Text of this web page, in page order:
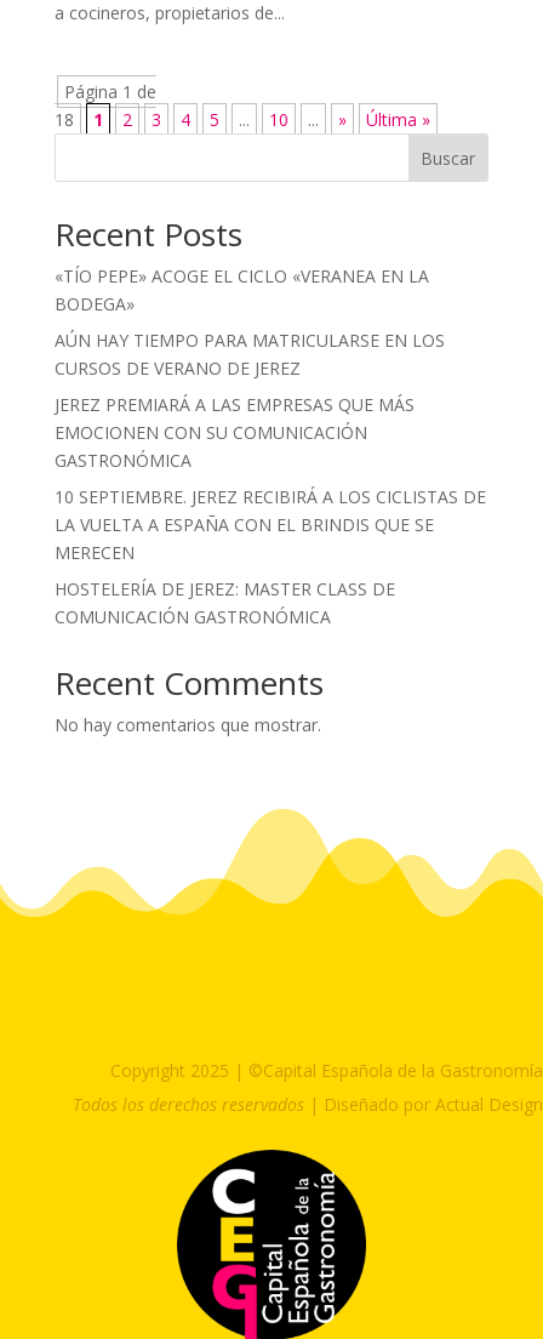
a cocineros, propietarios de...
Página 1 de
18
1 2 3 4 5 ... 10 ... »
Última »
Buscar
Recent Posts
«TÍO PEPE» ACOGE EL CICLO «VERANEA EN LA
BODEGA»
AÚN HAY TIEMPO PARA MATRICULARSE EN LOS
CURSOS DE VERANO DE JEREZ
JEREZ PREMIARÁ A LAS EMPRESAS QUE MÁS
EMOCIONEN CON SU COMUNICACIÓN
GASTRONÓMICA
10 SEPTIEMBRE. JEREZ RECIBIRÁ A LOS CICLISTAS DE
LA VUELTA A ESPAÑA CON EL BRINDIS QUE SE
MERECEN
HOSTELERÍA DE JEREZ: MASTER CLASS DE
COMUNICACIÓN GASTRONÓMICA
Recent Comments
No hay comentarios que mostrar.
Copyright 2025 | ©Capital Española de la Gastronomía
Todos los derechos reservados | Diseñado por Actual Design